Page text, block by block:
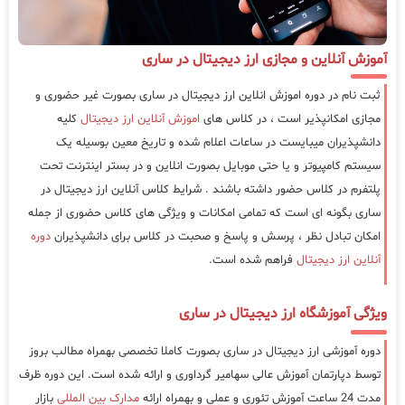
آموزش آنلاین و مجازی ارز دیجیتال در ساری
ثبت نام در دوره اموزش انلاین ارز دیجیتال در ساری بصورت غیر حضوری و
مجازی امکانپذیر است ، در کلاس های اموزش آنلاین ارز دیجیتال کلیه
دانشپذیران میبایست در ساعات اعلام شده و تاریخ معین بوسیله یک
سیستم کامپیوتر و یا حتی موبایل بصورت انلاین و در بستر اینترنت تحت
پلتفرم در کلاس حضور داشته باشند . شرایط کلاس آنلاین ارز دیجیتال در
ساری بگونه ای است که تمامی امکانات و ویژگی های کلاس حضوری از جمله
امکان تبادل نظر ، پرسش و پاسخ و صحبت در کلاس برای دانشپذیران دوره
آنلاین ارز دیجیتال فراهم شده است.
ویژگی آموزشگاه ارز دیجیتال در ساری
دوره آموزشی ارز دیجیتال در ساری بصورت کاملا تخصصی بهمراه مطالب بروز
توسط دپارتمان آموزش عالی سهامیر گرداوری و ارائه شده است. این دوره ظرف
مدت 24 ساعت آموزش تئوری و عملی و بهمراه ارائه
مدارک بین المللی بازار